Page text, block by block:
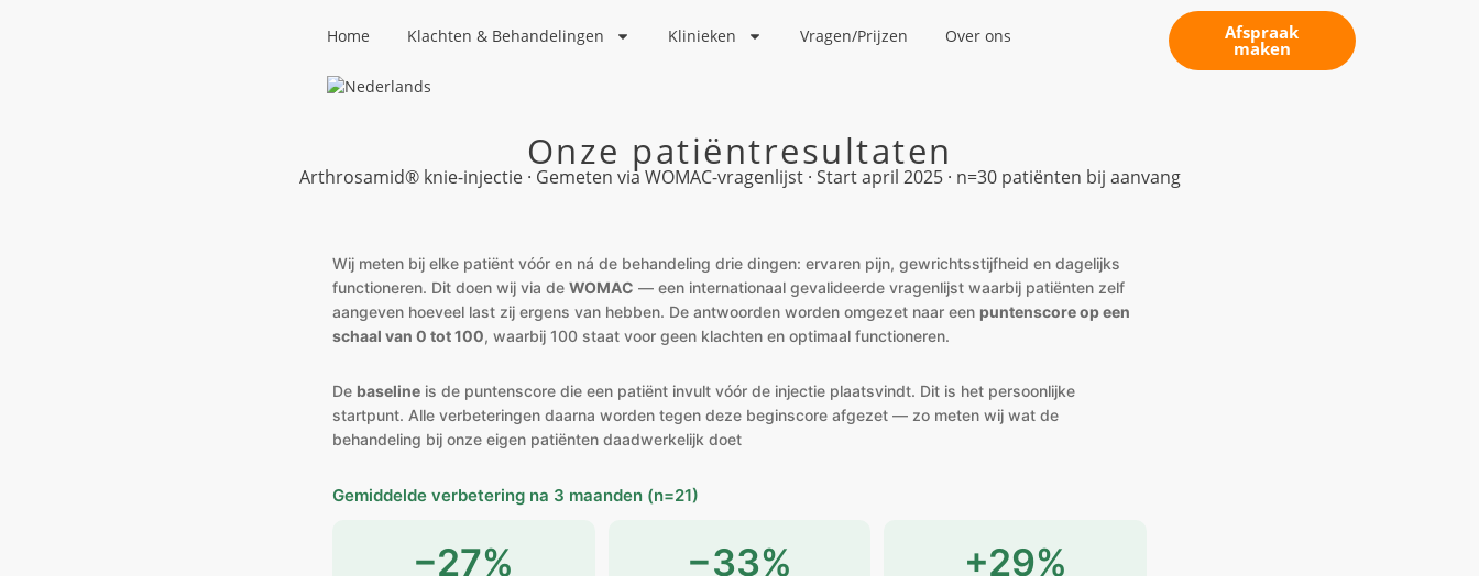
Home Klachten & Behandelingen Klinieken Vragen/Prijzen Over ons Afspraak
maken
Onze patiëntresultaten
Arthrosamid® knie-injectie · Gemeten via WOMAC-vragenlijst · Start april 2025 · n=30 patiënten bij aanvang
Wij meten bij elke patiënt vóór en ná de behandeling drie dingen: ervaren pijn, gewrichtsstijfheid en dagelijks
functioneren. Dit doen wij via de WOMAC — een internationaal gevalideerde vragenlijst waarbij patiënten zelf
aangeven hoeveel last zij ergens van hebben. De antwoorden worden omgezet naar een puntenscore op een
schaal van 0 tot 100, waarbij 100 staat voor geen klachten en optimaal functioneren.
De baseline is de puntenscore die een patiënt invult vóór de injectie plaatsvindt. Dit is het persoonlijke
startpunt. Alle verbeteringen daarna worden tegen deze beginscore afgezet — zo meten wij wat de
behandeling bij onze eigen patiënten daadwerkelijk doet
Gemiddelde verbetering na 3 maanden (n=21)
−27% −33% +29%